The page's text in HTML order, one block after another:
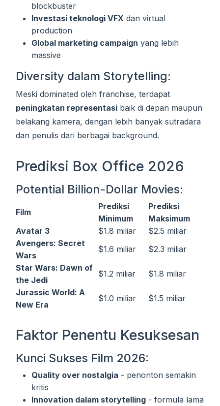
blockbuster
Investasi teknologi VFX dan virtual
production
Global marketing campaign yang lebih
massive
Diversity dalam Storytelling:
Meski dominated oleh franchise, terdapat
peningkatan representasi baik di depan maupun
belakang kamera, dengan lebih banyak sutradara
dan penulis dari berbagai background.
Prediksi Box Office 2026
Potential Billion-Dollar Movies:
Film
Prediksi
Minimum
Prediksi
Maksimum
Avatar 3
$1.8 miliar
$2.5 miliar
Avengers: Secret
Wars
$1.6 miliar
$2.3 miliar
Star Wars: Dawn of
the Jedi
$1.2 miliar
$1.8 miliar
Jurassic World: A
New Era
$1.0 miliar $1.5 miliar
Faktor Penentu Kesuksesan
Kunci Sukses Film 2026:
Quality over nostalgia - penonton semakin
kritis
Innovation dalam storytelling - formula lama